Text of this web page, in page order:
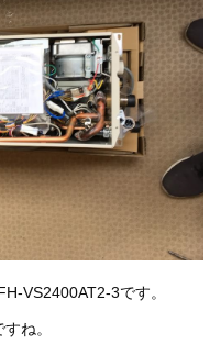
VS2400AT2-3です。
ね。